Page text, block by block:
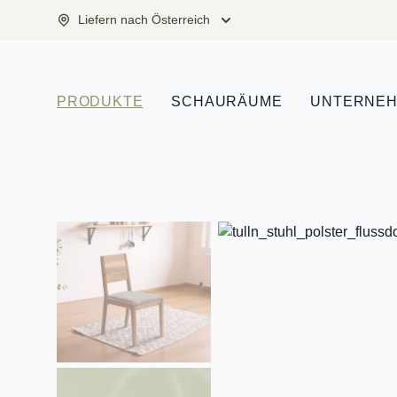
Liefern nach Österreich
PRODUKTE SCHAURÄUME